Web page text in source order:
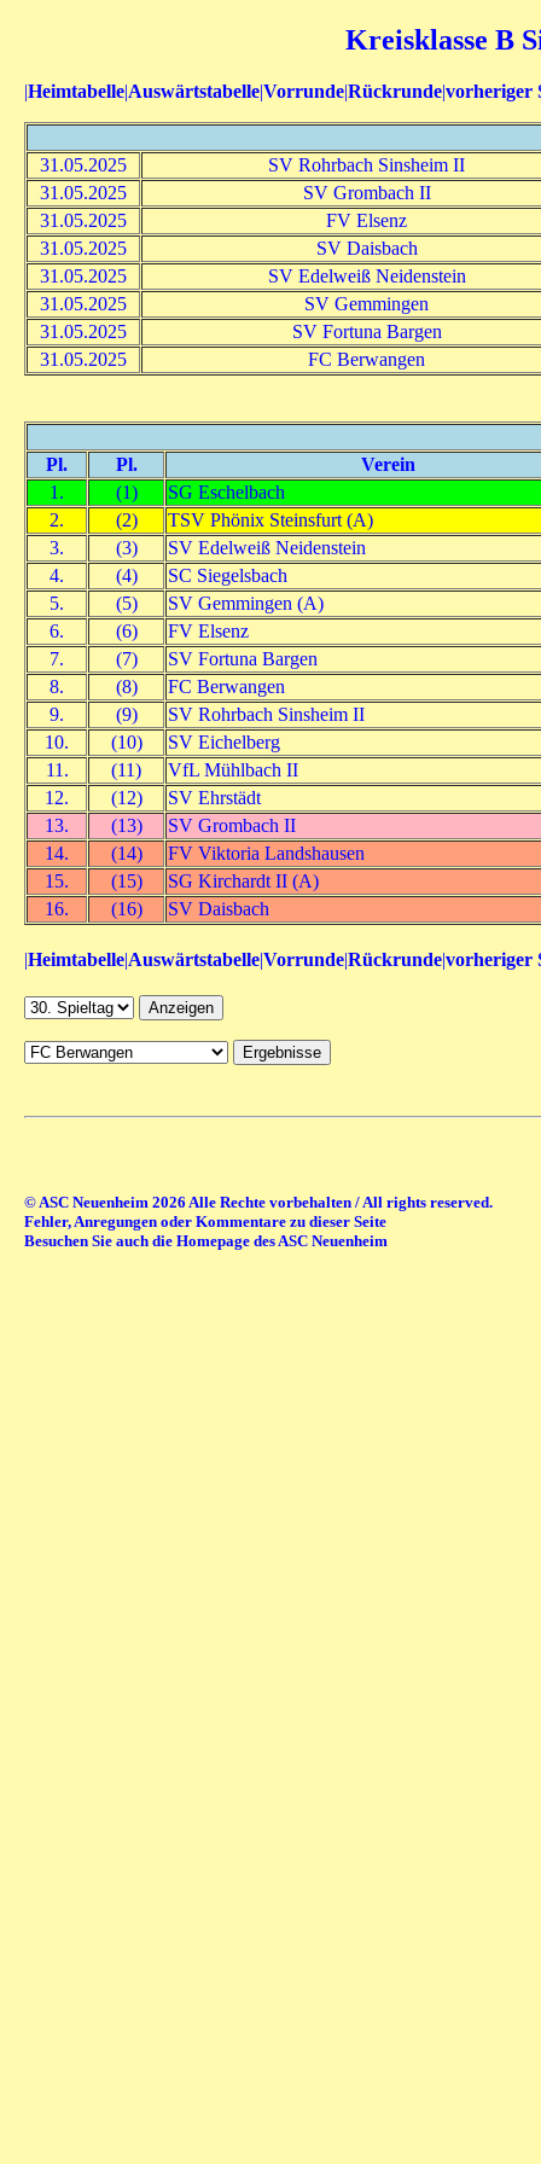
Kreisklasse B
|Heimtabelle|Auswärtstabelle|Vorrunde|Rückrunde|vorheriger
31.05.2025
SV Rohrbach Sinsheim II
31.05.2025
SV Grombach II
31.05.2025
FV Elsenz
31.05.2025
SV Daisbach
31.05.2025
SV Edelweiß Neidenstein
31.05.2025
SV Gemmingen
31.05.2025
SV Fortuna Bargen
31.05.2025
FC Berwangen
Pl. Pl.
Verein
1.
(1)
SG Eschelbach
2.
(2)
TSV Phönix Steinsfurt (A)
3.
(3)
SV Edelweiß Neidenstein
4.
(4)
SC Siegelsbach
5.
(5)
SV Gemmingen (A)
6.
(6)
FV Elsenz
7.
(7)
SV Fortuna Bargen
8.
(8)
FC Berwangen
9.
(9)
SV Rohrbach Sinsheim II
10.
(10)
SV Eichelberg
11.
(11)
VfL Mühlbach II
12.
(12)
SV Ehrstädt
13.
(13)
SV Grombach II
14.
(14)
FV Viktoria Landshausen
15.
(15)
SG Kirchardt II (A)
16.
(16) SV Daisbach
|Heimtabelle|Auswärtstabelle|Vorrunde|Rückrunde|vorheriger
© ASC Neuenheim 2026 Alle Rechte vorbehalten / All rights reserved.
Fehler, Anregungen oder Kommentare zu dieser Seite
Besuchen Sie auch die Homepage des ASC Neuenheim